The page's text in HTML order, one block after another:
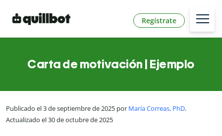
Regístrate
Carta de motivación | Ejemplo
Publicado el 3 de septiembre de 2025 por María Correas, PhD.
Actualizado el 30 de octubre de 2025